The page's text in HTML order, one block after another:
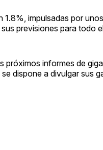
impulsadas por
previsiones para todo
próximos informes de
dispone a divulgar sus